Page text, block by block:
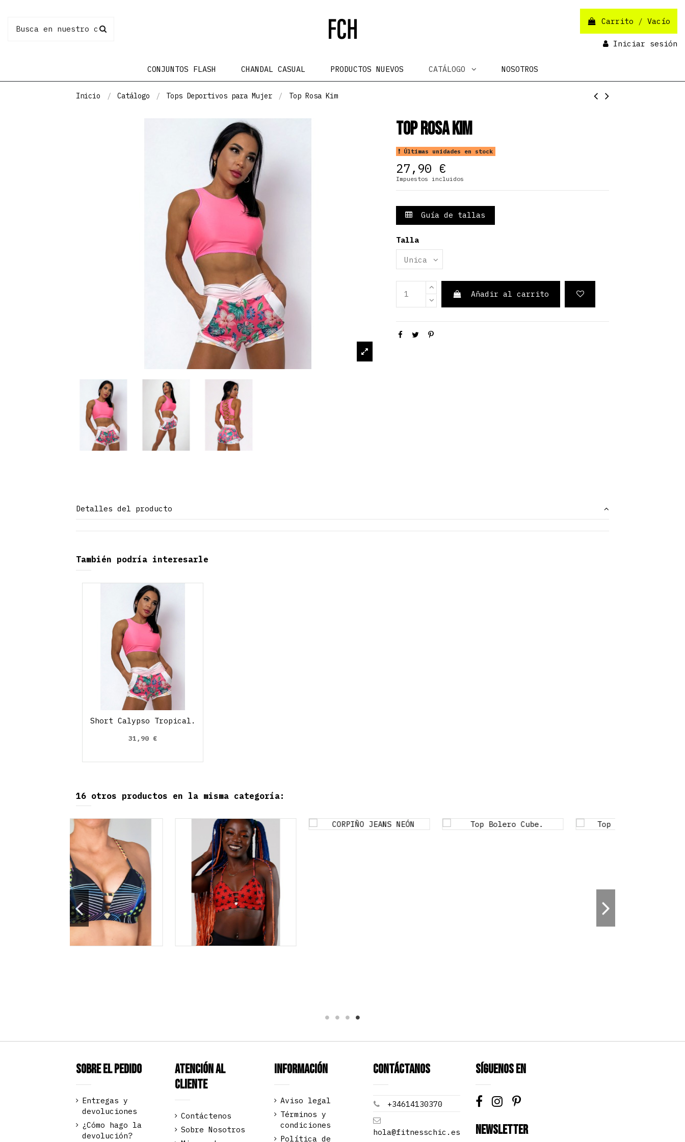
Carrito / Vacío
Iniciar sesión
CONJUNTOS FLASH CHANDAL CASUAL PRODUCTOS NUEVOS CATÁLOGO NOSOTROS
Inicio Catálogo Tops Deportivos para Mujer Top Rosa Kim
Top Rosa Kim
Últimas unidades en stock
27,90 €
Impuestos incluidos
Guía de tallas
Talla
Añadir al carrito
Detalles del producto
También podría interesarle
Short Calypso Tropical.
31,90 €
16 otros productos en la misma categoría:
Sobre el pedido
Entregas y
devoluciones
¿Cómo hago la
devolución?
Atención al
Cliente
Contáctenos
Sobre Nosotros
Información
Aviso legal
Términos y
condiciones
Política de
Contáctanos
+34614130370
hola@fitnesschic.es
Síguenos en
Newsletter